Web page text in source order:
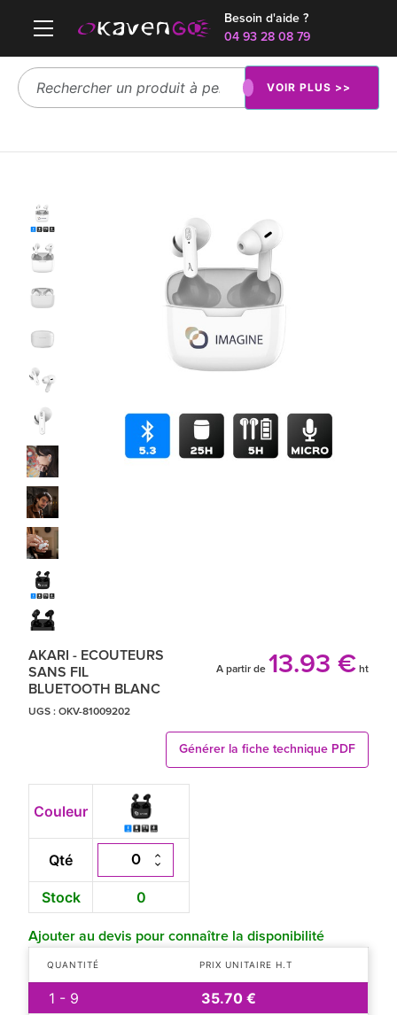
Besoin d'aide ?
04 93 28 08 79
VOIR PLUS >>
AKARI - ECOUTEURS
SANS FIL
BLUETOOTH BLANC
A partir de 13.93 € ht
UGS : OKV-81009202
Générer la fiche technique PDF
Couleur
Qté
Stock 0
Ajouter au devis pour connaître la disponibilité
QUANTITÉ PRIX UNITAIRE H.T
1 - 9
35.70 €